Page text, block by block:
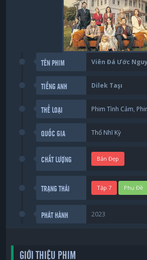
TÊN PHIM Viên Đá Ước
TIẾNG ANH Dilek Taşı
THỂ LOẠI Phim Tình Cảm,
QUỐC GIA Thổ Nhĩ Kỳ
CHẤT LƯỢNG Bản Đẹp
TRẠNG THÁI Tập 7 Phụ Đề
PHÁT HÀNH 2023
GIỚI THIỆU PHIM